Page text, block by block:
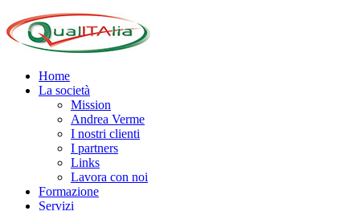
Home
La società
Mission
Andrea Verme
I nostri clienti
I partners
Links
Lavora con noi
Formazione
Servizi